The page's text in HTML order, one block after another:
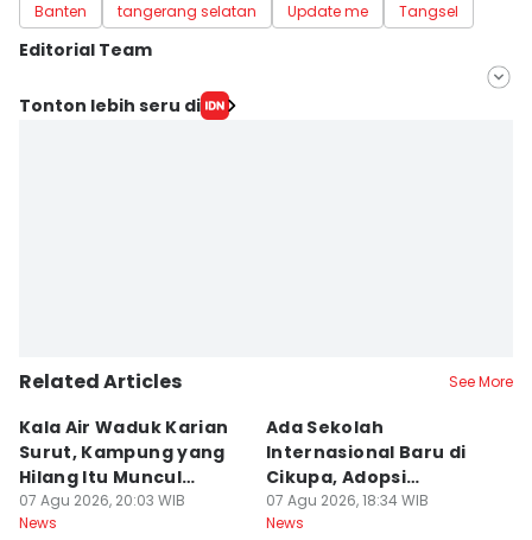
Banten tangerang selatan Update me Tangsel
Editorial Team
Editor
Tonton lebih seru di
Related Articles See More
Kala Air Waduk Karian
Surut, Kampung yang
Hilang Itu Muncul
Kembali
07 Agu 2026, 20:03 WIB
News
Ada Sekolah
Internasional Baru di
Cikupa, Adopsi
Kurikulum Singapura
07 Agu 2026, 18:34 WIB
News